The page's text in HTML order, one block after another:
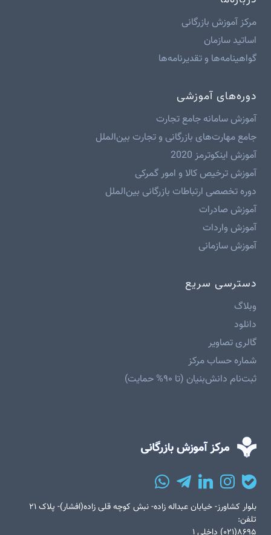
مرکز آموزش بازرگانی
اساتید سازمان
گواهینامه‌ها و تقدیرنامه‌ها
دوره‌های آموزشی
آموزش سامانه جامع تجارت
جامع مهارت‌های بازرگانی و تجارت بین‌الملل
آموزش اینکوترمز 2020
آموزش ترخیص کالا و امور گمرکی
دوره تخصصی ارتباطات بازرگانی بین‌الملل
آموزش صادرات
آموزش واردات
آموزش سازمانی
دسترسی سریع
وبلاگ
دانلود
گالری تصاویر
شماره حساب مرکز
ثبت‌نام دانش‌بنیان (تا ۹۰% حمایت)
بلوار کشاورز- خیابان عبداله زاده- نبش کوچه قلی زاده(افشار)- پلاک ۲۱
تلفن: